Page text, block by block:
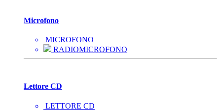
Microfono
MICROFONO
RADIOMICROFONO
Lettore CD
LETTORE CD